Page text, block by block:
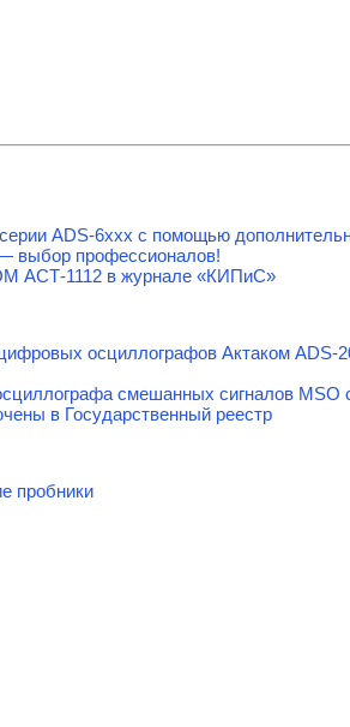
ADS-6ххх с помощью
выбор профессионалов!
АСТ-1112 в журнале «КИПиС»
осциллографов Актаком ADS-
смешанных сигналов MSO
в Государственный реестр
пробники